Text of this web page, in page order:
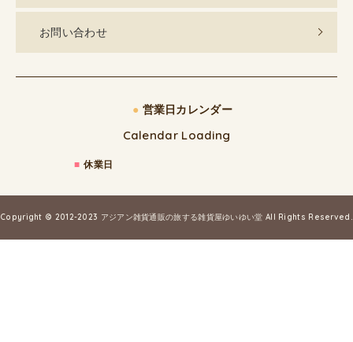
お問い合わせ
● 営業日カレンダー
Calendar Loading
■ 休業日
Copyright © 2012-2023 アジアン雑貨通販の旅する雑貨屋ゆいゆい堂 All Rights Reserved.